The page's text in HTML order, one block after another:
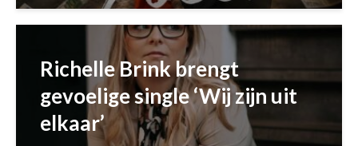
Richelle Brink brengt
gevoelige single ‘Wij zijn uit
elkaar’